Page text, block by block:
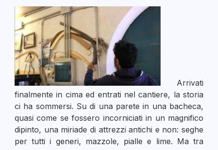
Arrivati
finalmente in cima ed entrati nel cantiere, la storia
ci ha sommersi. Su di una parete in una bacheca,
quasi come se fossero incorniciati in un magnifico
dipinto, una miriade di attrezzi antichi e non: seghe
per tutti i generi, mazzole, pialle e lime. Ma tra